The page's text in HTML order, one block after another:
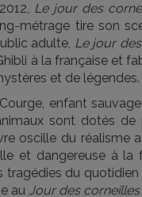
Le jour des
métrage tire son
adulte, Le jour
à la française et
et de légendes.
enfant
sont dotés
oscille du réalisme
et dangereuse à
tragédies du
au Jour des corneilles